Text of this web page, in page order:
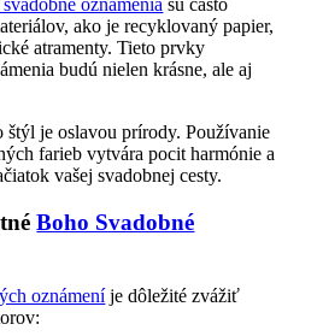
oznámenia sú často
ako je recyklovaný papier,
atramenty. Tieto prvky
budú nielen krásne, ale aj
štýl je oslavou prírody. Používanie
farieb vytvára pocit harmónie a
vašej svadobnej cesty.
Boho Svadobné
oznámeníje dôležité zvážiť